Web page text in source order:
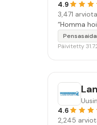
4.9
3,471 arviota
“Homma
Päivitetty
4.6
2,245